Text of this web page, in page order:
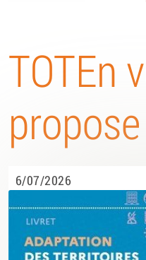
TOTEn
propose
6/07/2026